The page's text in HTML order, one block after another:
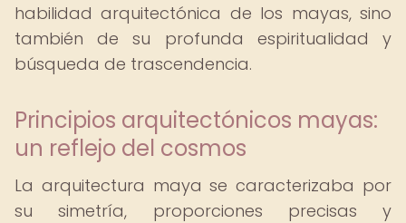
habilidad arquitectónica de los mayas, sino
también de su profunda espiritualidad y
búsqueda de trascendencia.
Principios arquitectónicos mayas:
un reflejo del cosmos
La arquitectura maya se caracterizaba por
su simetría, proporciones precisas y